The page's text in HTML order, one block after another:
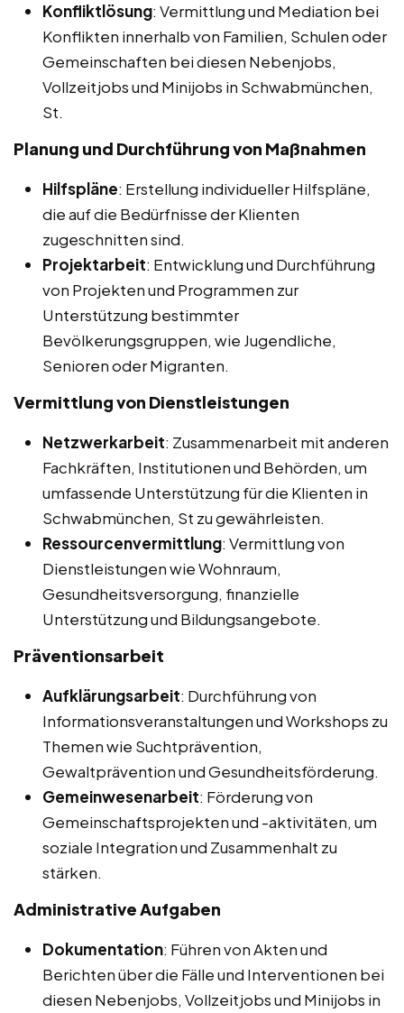
Konfliktlösung: Vermittlung und Mediation bei
Konflikten innerhalb von Familien, Schulen oder
Gemeinschaften bei diesen Nebenjobs,
Vollzeitjobs und Minijobs in Schwabmünchen,
St.
Planung und Durchführung von Maßnahmen
Hilfspläne: Erstellung individueller Hilfspläne,
die auf die Bedürfnisse der Klienten
zugeschnitten sind.
Projektarbeit: Entwicklung und Durchführung
von Projekten und Programmen zur
Unterstützung bestimmter
Bevölkerungsgruppen, wie Jugendliche,
Senioren oder Migranten.
Vermittlung von Dienstleistungen
Netzwerkarbeit: Zusammenarbeit mit anderen
Fachkräften, Institutionen und Behörden, um
umfassende Unterstützung für die Klienten in
Schwabmünchen, St zu gewährleisten.
Ressourcenvermittlung: Vermittlung von
Dienstleistungen wie Wohnraum,
Gesundheitsversorgung, finanzielle
Unterstützung und Bildungsangebote.
Präventionsarbeit
Aufklärungsarbeit: Durchführung von
Informationsveranstaltungen und Workshops zu
Themen wie Suchtprävention,
Gewaltprävention und Gesundheitsförderung.
Gemeinwesenarbeit: Förderung von
Gemeinschaftsprojekten und -aktivitäten, um
soziale Integration und Zusammenhalt zu
stärken.
Administrative Aufgaben
Dokumentation: Führen von Akten und
Berichten über die Fälle und Interventionen bei
diesen Nebenjobs, Vollzeitjobs und Minijobs in